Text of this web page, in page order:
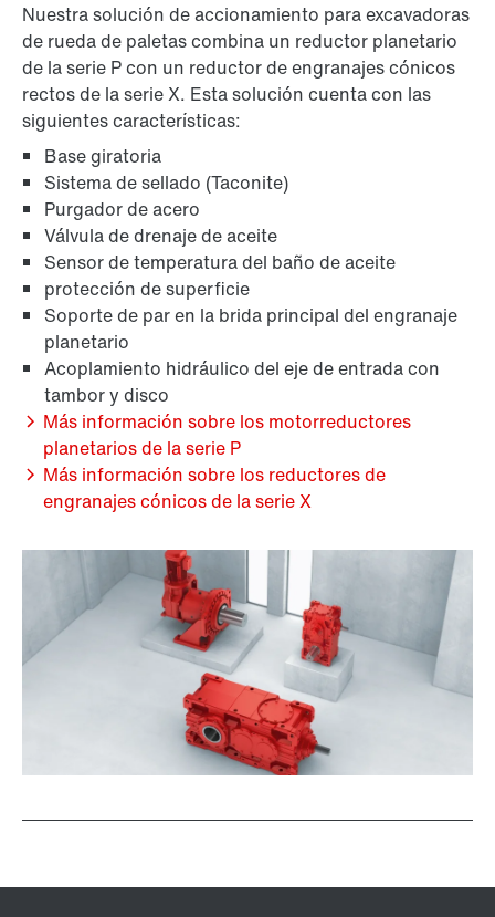
Nuestra solución de accionamiento para excavadoras
de rueda de paletas combina un reductor planetario
de la serie P con un reductor de engranajes cónicos
rectos de la serie X. Esta solución cuenta con las
siguientes características:
Base giratoria
Sistema de sellado (Taconite)
Purgador de acero
Válvula de drenaje de aceite
Sensor de temperatura del baño de aceite
protección de superficie
Soporte de par en la brida principal del engranaje
planetario
Acoplamiento hidráulico del eje de entrada con
tambor y disco
Más información sobre los motorreductores
planetarios de la serie P
Más información sobre los reductores de
engranajes cónicos de la serie X